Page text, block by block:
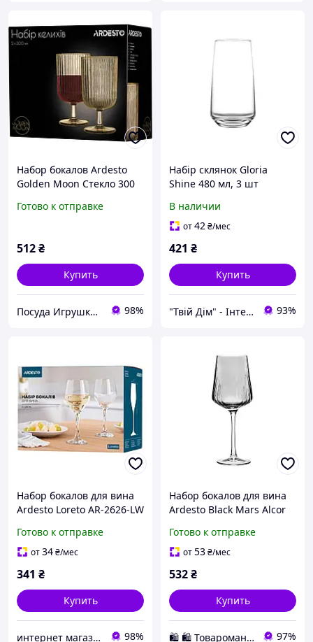
Набор бокалов Ardesto
Golden Moon Стекло 300
Готово к отправке
512₴
Купить
Посуда Игрушки Канцелярия Творчество Для Всей Семьи 98%
Набір склянок Gloria
Shine 480 мл, 3 шт
В наличии
от42₴/мес
421 ₴
Купить
"Твій Дім" - Інтернет-гіпермаркет 93%
Набор бокалов для вина
Ardesto Loreto AR-2626-LW
качество
Готово к отправке
от34₴/мес
341 ₴
Купить
интернет магазин Бренд-Посуд 98%
Набор бокалов для вина
Ardesto Black Mars Alcor
серый
Готово к отправке
от53₴/мес
532₴
Купить
🛍️ 🛍️ Товаромания 🛍️ 🛍️ 97%